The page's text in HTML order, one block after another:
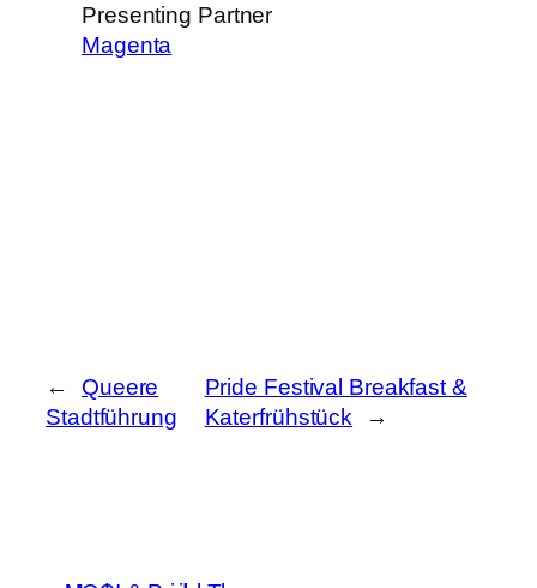
Presenting Partner
Magenta
←
Queere
Stadtführung
Pride Festival Breakfast &
Katerfrühstück
→